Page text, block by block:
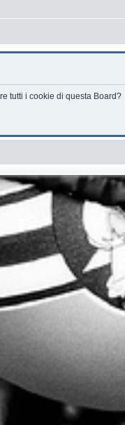
tutti i cookie di questa Board?